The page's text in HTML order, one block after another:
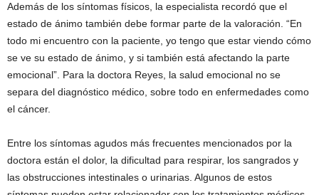
Además de los síntomas físicos, la especialista recordó que el
estado de ánimo también debe formar parte de la valoración. “En
todo mi encuentro con la paciente, yo tengo que estar viendo cómo
se ve su estado de ánimo, y si también está afectando la parte
emocional”. Para la doctora Reyes, la salud emocional no se
separa del diagnóstico médico, sobre todo en enfermedades como
el cáncer.
Entre los síntomas agudos más frecuentes mencionados por la
doctora están el dolor, la dificultad para respirar, los sangrados y
las obstrucciones intestinales o urinarias. Algunos de estos